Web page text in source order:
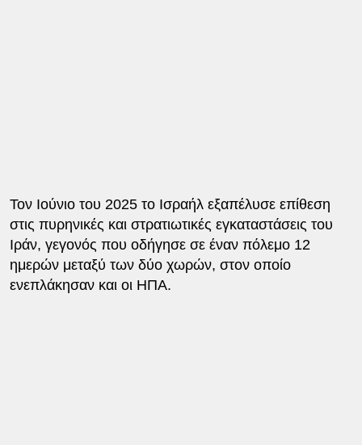
Τον Ιούνιο του 2025 το Ισραήλ εξαπέλυσε επίθεση
στις πυρηνικές και στρατιωτικές εγκαταστάσεις του
Ιράν, γεγονός που οδήγησε σε έναν πόλεμο 12
ημερών μεταξύ των δύο χωρών, στον οποίο
ενεπλάκησαν και οι ΗΠΑ.